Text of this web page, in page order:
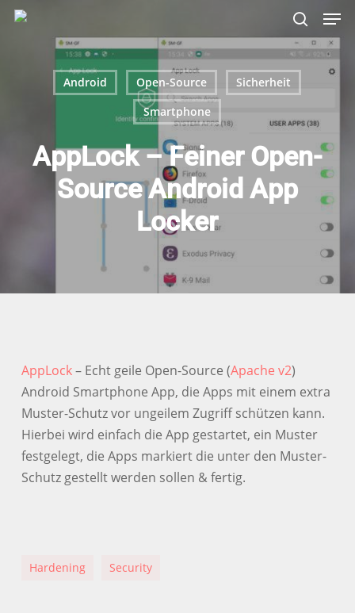
Skip
search
Android Open-Source
Sicherheit
Smartphone
AppLock – Feiner Open-
Source Android App
Locker
AppLock– Echt geile Open-Source (Apache v2)
Android Smartphone App, die Apps mit einem extra
Muster-Schutz vor ungeilem Zugriff schützen kann.
Hierbei wird einfach die App gestartet, ein Muster
festgelegt, die Apps markiert die unter den Muster-
Schutz gestellt werden sollen & fertig.
Hardening Security
Menu